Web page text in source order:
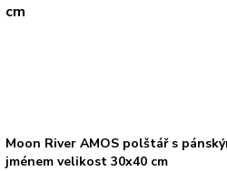
Moon River AMOS polštář s
jménem velikost 30x40 cm